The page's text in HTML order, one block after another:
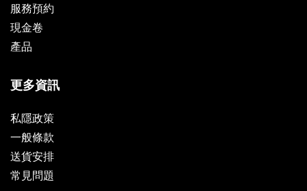
服務預約
現金卷
產品
更多資訊
私隱政策
一般條款
送貨安排
常見問題